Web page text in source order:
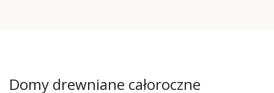
Domy drewniane całoroczne